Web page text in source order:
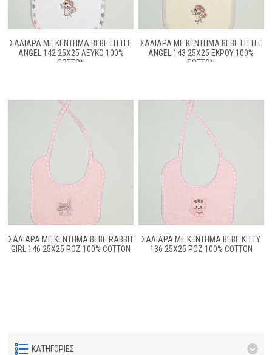
ΣΑΛΙΑΡΑ ΜΕ ΚΈΝΤΗΜΑ BEBE LITTLE
ANGEL 142 25X25 ΛΕΥΚΌ 100%
COTTON
ΣΑΛΙΑΡΑ ΜΕ ΚΈΝΤΗΜΑ BEBE LITTLE
ANGEL 143 25X25 ΕΚΡΟΎ 100%
COTTON
ΣΑΛΙΑΡΑ ΜΕ ΚΈΝΤΗΜΑ BEBE RABBIT
GIRL 146 25X25 ΡΟΖ 100% COTTON
ΣΑΛΙΑΡΑ ΜΕ ΚΈΝΤΗΜΑ BEBE KITTY
136 25X25 ΡΟΖ 100% COTTON
ΚΑΤΗΓΟΡΊΕΣ